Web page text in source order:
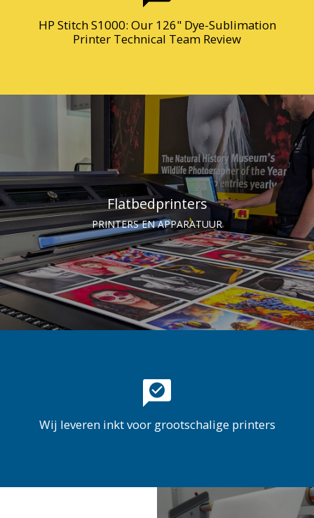
HP Stitch S1000: Our 126" Dye-Sublimation
Printer Technical Team Review
Flatbedprinters
PRINTERS EN APPARATUUR
Wij leveren inkt voor grootschalige printers